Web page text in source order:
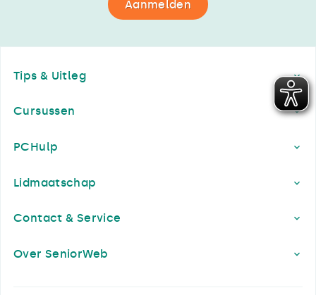
Aanmelden
Tips & Uitleg
Cursussen
PCHulp
Lidmaatschap
Contact & Service
Over SeniorWeb